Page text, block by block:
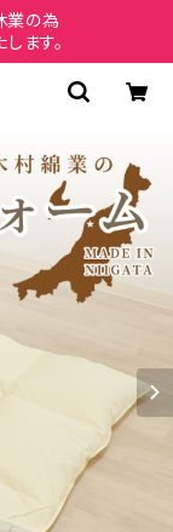
業の為
ます。